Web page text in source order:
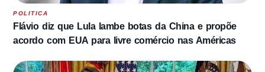
POLITICA
Flávio diz que Lula lambe botas da China e propõe
acordo com EUA para livre comércio nas Américas